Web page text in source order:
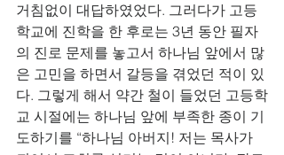
거침없이 대답하였었다. 그러다가 고등
학교에 진학을 한 후로는 3년 동안 필자
의 진로 문제를 놓고서 하나님 앞에서 많
은 고민을 하면서 갈등을 겪었던 적이 있
다. 그렇게 해서 약간 철이 들었던 고등학
교 시절에는 하나님 앞에 부족한 종이 기
도하기를 “하나님 아버지! 저는 목사가